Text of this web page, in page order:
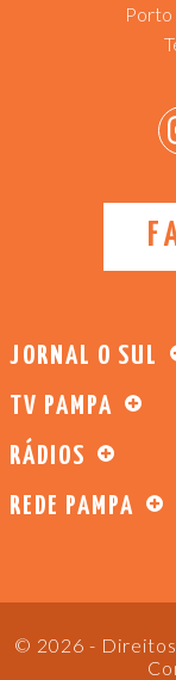
Porto
JORNAL O SUL
TV PAMPA
RÁDIOS
REDE PAMPA
© 2026 - Direitos